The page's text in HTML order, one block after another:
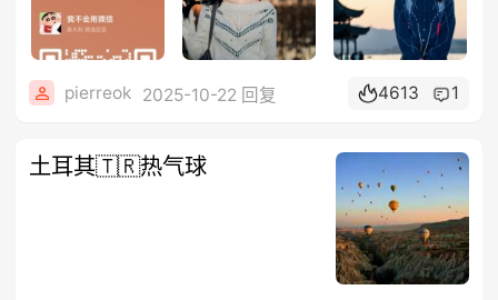
pierreok 2025-10-22 回复 4613 1
土耳其🇹🇷热气球